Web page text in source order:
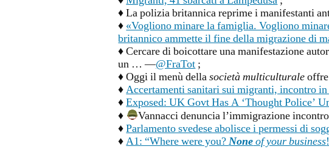
♦ La polizia britannica reprime i manifestanti
♦ «Vogliono minare la famiglia. Vogliono
britannico ammette il fine della migrazione di
♦ Cercare di boicottare una manifestazione
un … —@FraTot ;
♦ Oggi il menù dellasocietà multiculturale
♦Accertamenti sanitari sui migranti, incontro
♦Exposed: UK Govt Has A ‘Thought Police’
♦
Vannacci denuncia l’immigrazione
♦Parlamento svedese abolisce i permessi di
♦A1: “Where were you?Noneof your business